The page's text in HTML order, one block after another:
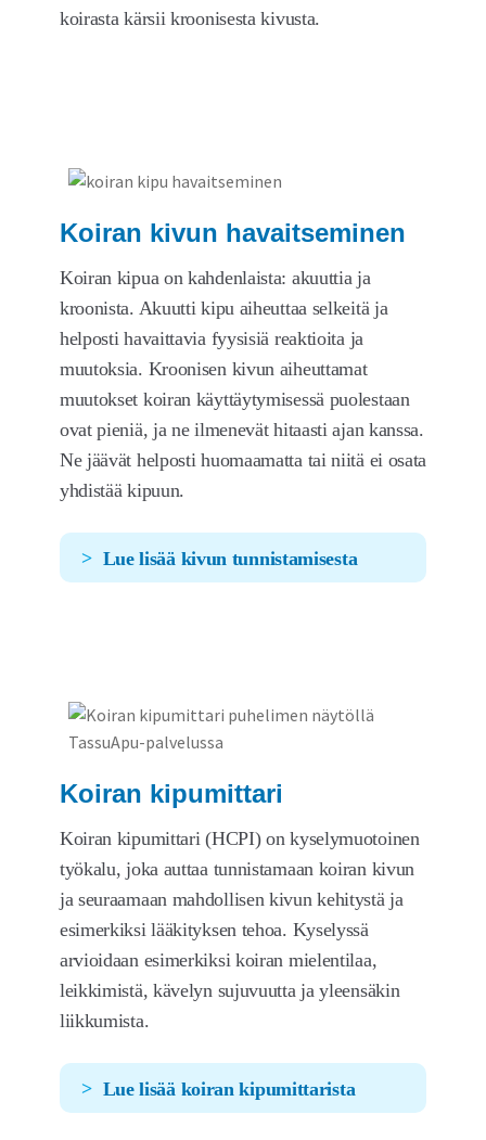
koirasta kärsii kroonisesta kivusta.
Koiran kivun havaitseminen
Koiran kipua on kahdenlaista: akuuttia ja
kroonista. Akuutti kipu aiheuttaa selkeitä ja
helposti havaittavia fyysisiä reaktioita ja
muutoksia. Kroonisen kivun aiheuttamat
muutokset koiran käyttäytymisessä puolestaan
ovat pieniä, ja ne ilmenevät hitaasti ajan kanssa.
Ne jäävät helposti huomaamatta tai niitä ei osata
yhdistää kipuun.
Lue lisää kivun tunnistamisesta
Koiran kipumittari
Koiran kipumittari (HCPI) on kyselymuotoinen
työkalu, joka auttaa tunnistamaan koiran kivun
ja seuraamaan mahdollisen kivun kehitystä ja
esimerkiksi lääkityksen tehoa. Kyselyssä
arvioidaan esimerkiksi koiran mielentilaa,
leikkimistä, kävelyn sujuvuutta ja yleensäkin
liikkumista.
Lue lisää koiran kipumittarista